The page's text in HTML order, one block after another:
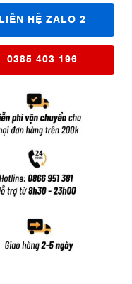
LIÊN HỆ ZALO 2
0385 403 196